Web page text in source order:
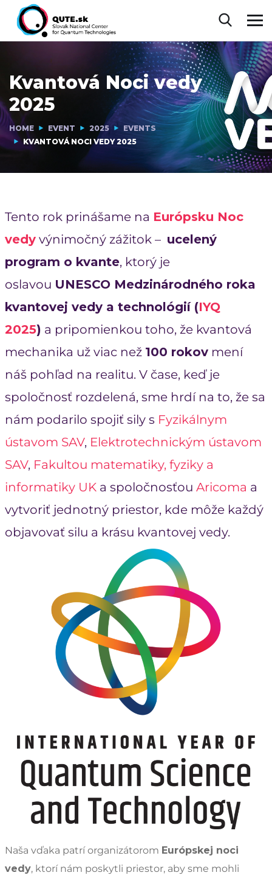
Kvantová Noci vedy
2025
HOME EVENT 2025
EVENTS
KVANTOVÁ NOCI VEDY 2025
Tento rok prinášame na Európsku Noc
vedy výnimočný zážitok – ucelený
program o kvante, ktorý je
oslavou UNESCO Medzinárodného roka
kvantovej vedy a technológií (IYQ
2025) a pripomienkou toho, že kvantová
mechanika už viac než 100 rokov mení
náš pohľad na realitu. V čase, keď je
spoločnosť rozdelená, sme hrdí na to, že sa
nám podarilo spojiť sily s Fyzikálnym
ústavom SAV, Elektrotechnickým ústavom
SAV, Fakultou matematiky, fyziky a
informatiky UK a spoločnosťou Aricoma a
vytvoriť jednotný priestor, kde môže každý
objavovať silu a krásu kvantovej vedy.
Naša vďaka patrí organizátorom Európskej noci
vedy, ktorí nám poskytli priestor, aby sme mohli